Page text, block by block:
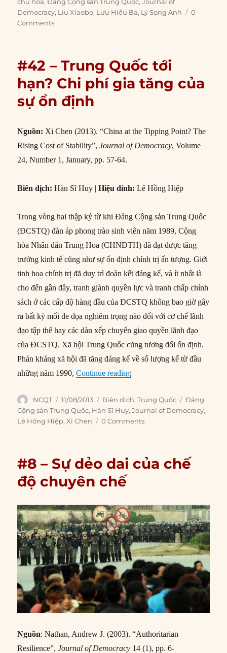
Democracy, Liu Xiaobo, Lưu Hiểu Ba, Lý Song Anh
0
Comments
#42 – Trung Quốc tới
hạn? Chi phí gia tăng của
sự ổn định
Nguồn: Xi Chen (2013). “China at the Tipping Point? The
Rising Cost of Stability”,Journal of Democracy, Volume
24, Number 1, January, pp. 57-64.
Biên dịch: Hàn Sĩ Huy |Hiệu đính: Lê Hồng Hiệp
Trong vòng hai thập kỷ từ khi Đảng Cộng sản Trung Quốc
(ĐCSTQ) đàn áp phong trào sinh viên năm 1989, Cộng
hòa Nhân dân Trung Hoa (CHNDTH) đã đạt được tăng
trưởng kinh tế cũng như sự ổn định chính trị ấn tượng. Giới
tinh hoa chính trị đã duy trì đoàn kết đáng kể, và ít nhất là
cho đến gần đây, tranh giành quyền lực và tranh chấp chính
sách ở các cấp độ hàng đầu của ĐCSTQ không bao giờ gây
ra bất kỳ mối đe dọa nghiêm trọng nào đối với cơ chế lãnh
đạo tập thể hay các dàn xếp chuyển giao quyền lãnh đạo
của ĐCSTQ. Xã hội Trung Quốc cũng tương đối ổn định.
Phản kháng xã hội đã tăng đáng kể về số lượng kể từ đầu
những năm 1990,Continue reading“#42 – Trung Quốc tới hạn?
Author
NCQT
Posted
on
11/08/2013 Categories
Biên dịch,Trung Quốc Tags
Đảng
Cộng sản Trung Quốc, Hàn Sĩ Huy,Journal of Democracy,
Lê Hồng Hiệp,Xi Chen 0 Comments
#8 – Sự dẻo dai của chế
độ chuyên chế
Nguồn: Nathan, Andrew J. (2003). “Authoritarian
Resilience”,Journal of Democracy 14 (1), pp. 6-